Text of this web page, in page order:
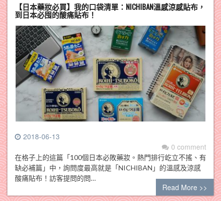
【日本藥妝必買】我的口袋清單：NICHIBAN溫感涼感貼布，
到日本必囤的酸痛貼布！
2018-06-13
0 comment
在格子上的這篇「100個日本必敗藥妝。熱門排行屹立不搖、有
缺必補篇」中，詢問度最高就是「NICHIBAN」的溫感及涼感
酸痛貼布！訪客提問的問…
Read More >>